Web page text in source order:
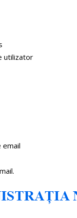
utilizator
email